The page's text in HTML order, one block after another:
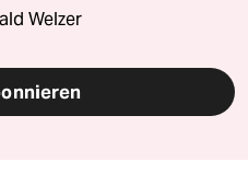
Welzer